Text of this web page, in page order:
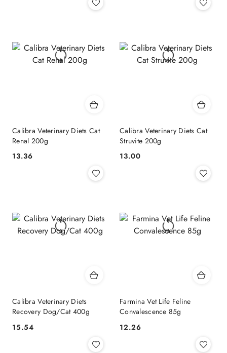
Calibra Veterinary Diets Cat
Renal 200g
Cena:
13.36
Calibra Veterinary Diets Cat
Struvite 200g
Cena:
13.00
Calibra Veterinary Diets
Recovery Dog/Cat 400g
Cena:
15.54
Farmina Vet Life Feline
Convalescence 85g
Cena:
12.26